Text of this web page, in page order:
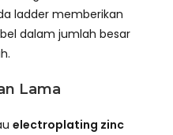
ladder memberikan
dalam jumlah besar
Lama
electroplating zinc